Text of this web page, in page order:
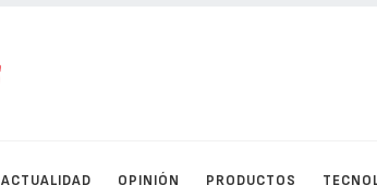
ACTUALIDAD OPINIÓN PRODUCTOS